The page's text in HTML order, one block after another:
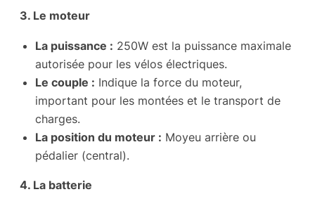
3. Le moteur
La puissance : 250W est la puissance maximale
autorisée pour les vélos électriques.
Le couple : Indique la force du moteur,
important pour les montées et le transport de
charges.
La position du moteur : Moyeu arrière ou
pédalier (central).
4. La batterie